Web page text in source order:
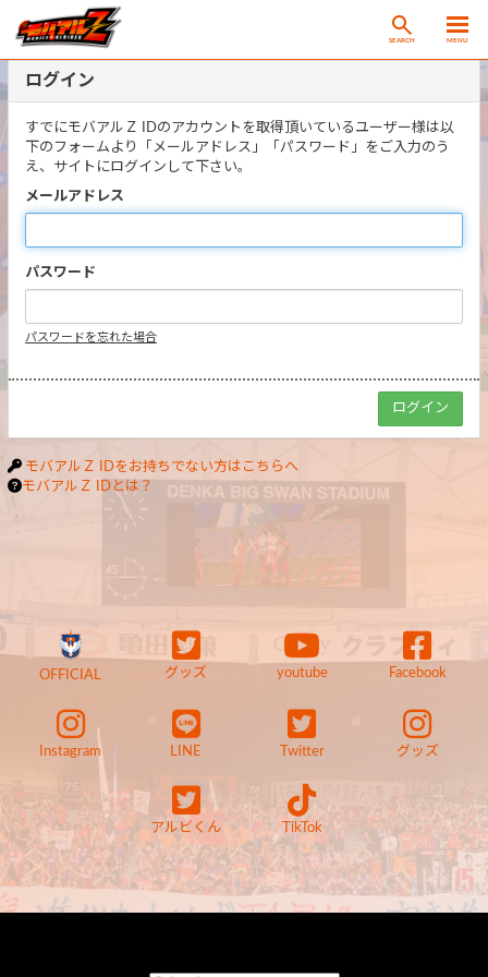
SEARCH MENU
ログイン
すでにモバアルＺ IDのアカウントを取得頂いているユーザー様は以
下のフォームより「メールアドレス」「パスワード」をご入力のう
え、サイトにログインして下さい。
メールアドレス
パスワード
パスワードを忘れた場合
モバアルＺ IDをお持ちでない方はこちらへ
モバアルＺ IDとは？
OFFICIAL グッズ youtube Facebook
Instagram LINE Twitter グッズ
アルビくん TikTok